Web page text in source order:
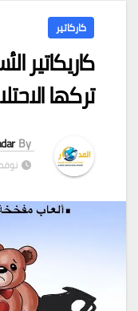
كاركاتير
كاريكاتير
تركها
By
نوفمبر